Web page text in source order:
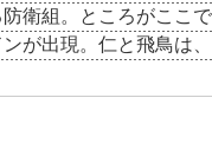
衛組。ところがここ
が出現。仁と飛鳥は